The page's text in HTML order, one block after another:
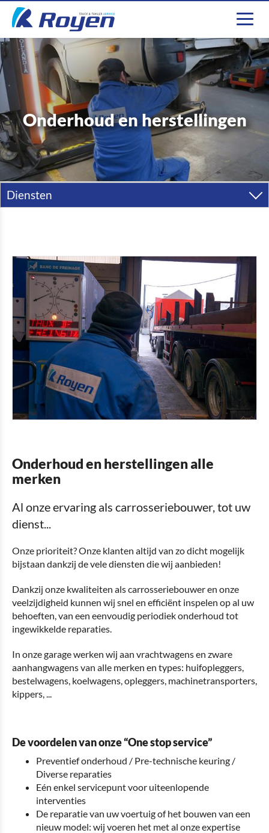
Onderhoud en herstellingen
Diensten
Reserveonderdelen
Opknappen van aanhangwagens
After-sales service
Onderhoud en herstellingen alle
merken
Al onze ervaring als carrosseriebouwer, tot uw
dienst...
Onze prioriteit? Onze klanten altijd van zo dicht mogelijk
bijstaan dankzij de vele diensten die wij aanbieden!
Dankzij onze kwaliteiten als carrosseriebouwer en onze
veelzijdigheid kunnen wij snel en efficiënt inspelen op al uw
behoeften, van een eenvoudig periodiek onderhoud tot
ingewikkelde reparaties.
In onze garage werken wij aan vrachtwagens en zware
aanhangwagens van alle merken en types: huifopleggers,
bestelwagens, koelwagens, opleggers, machinetransporters,
kippers, ...
De voordelen van onze “One stop service”
Preventief onderhoud / Pre-technische keuring /
Diverse reparaties
Eén enkel servicepunt voor uiteenlopende
interventies
De reparatie van uw voertuig of het bouwen van een
nieuw model: wij voeren het met al onze expertise